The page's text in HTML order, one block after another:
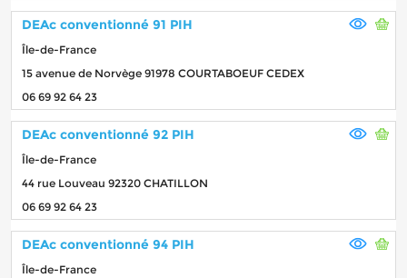
DEAc conventionné 91 PIH
Île-de-France
15 avenue de Norvège 91978 COURTABOEUF CEDEX
06 69 92 64 23
DEAc conventionné 92 PIH
Île-de-France
44 rue Louveau 92320 CHATILLON
06 69 92 64 23
DEAc conventionné 94 PIH
Île-de-France